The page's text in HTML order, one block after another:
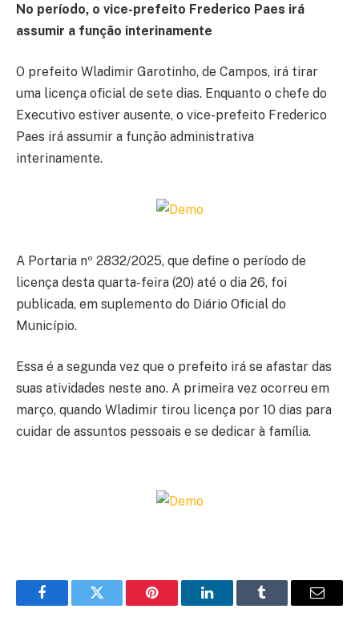
No período, o vice-prefeito Frederico Paes irá
assumir a função interinamente
O prefeito Wladimir Garotinho, de Campos, irá tirar
uma licença oficial de sete dias. Enquanto o chefe do
Executivo estiver ausente, o vice-prefeito Frederico
Paes irá assumir a função administrativa
interinamente.
A Portaria nº 2832/2025, que define o período de
licença desta quarta-feira (20) até o dia 26, foi
publicada, em suplemento do Diário Oficial do
Município.
Essa é a segunda vez que o prefeito irá se afastar das
suas atividades neste ano. A primeira vez ocorreu em
março, quando Wladimir tirou licença por 10 dias para
cuidar de assuntos pessoais e se dedicar à família.
FacebookTwitter Pinterest LinkedInTumblr Email